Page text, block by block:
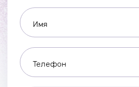
Имя
Телефон